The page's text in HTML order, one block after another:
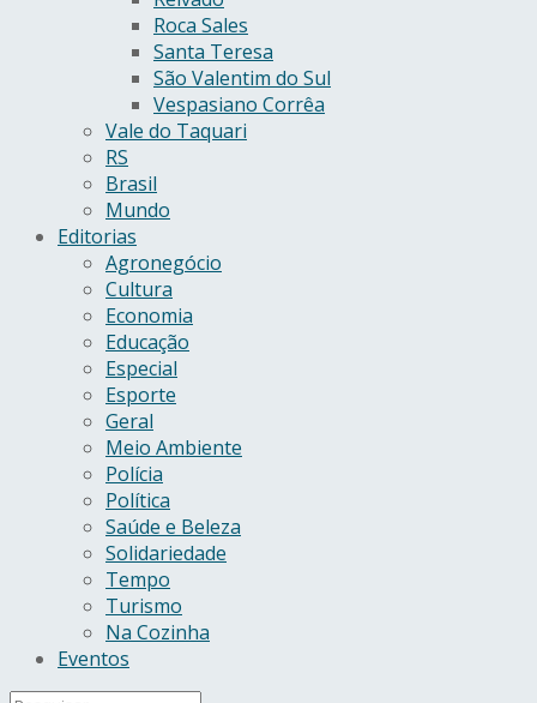
Roca Sales
Santa Teresa
São Valentim do Sul
Vespasiano Corrêa
Vale do Taquari
RS
Brasil
Mundo
Editorias
Agronegócio
Cultura
Economia
Educação
Especial
Esporte
Geral
Meio Ambiente
Polícia
Política
Saúde e Beleza
Solidariedade
Tempo
Turismo
Na Cozinha
Eventos